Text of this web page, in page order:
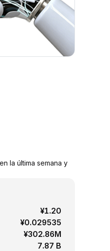
la última semana y
¥1.20
¥0.029535
¥302.86M
7.87 B